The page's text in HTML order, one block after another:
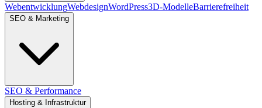
WebentwicklungWebdesignWordPress3D-ModelleBarrierefreiheit
SEO & Marketing
SEO & Performance
Hosting & Infrastruktur